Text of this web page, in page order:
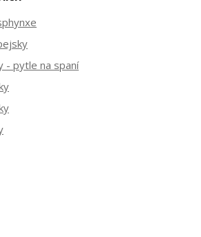
- pytle na spaní